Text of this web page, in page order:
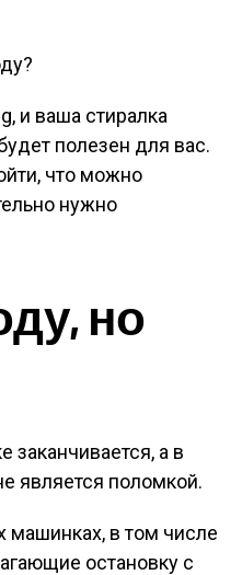
и ваша стиралка
полезен для вас.
что можно
нужно
но
заканчивается, а в
является поломкой.
машинках, в том числе
остановку с